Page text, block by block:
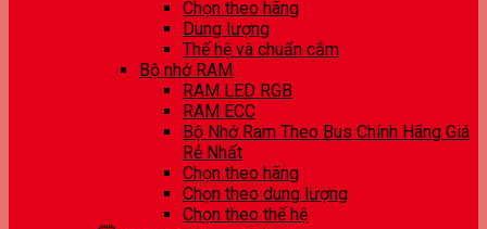
Chọn theo hãng
Dung lượng
Thế hệ và chuẩn cắm
Bộ nhớ RAM
RAM LED RGB
RAM ECC
Bộ Nhớ Ram Theo Bus Chính Hãng Giá
Rẻ Nhất
Chọn theo hãng
Chọn theo dung lượng
Chọn theo thế hệ